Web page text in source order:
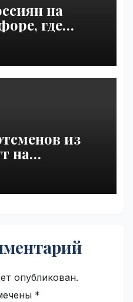
на
где
резко
из
на
кочевников
опубликован.
*